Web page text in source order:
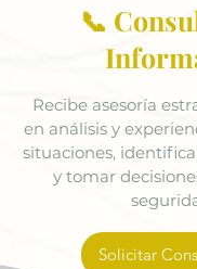
📞
Recibe asesoría
en análisis y
situaciones,
y tomar
Solicitar